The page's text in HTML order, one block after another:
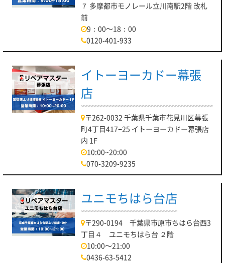
７ 多摩都市モノレール立川南駅2階 改札
前
9：00～18：00
0120-401-933
イトーヨーカドー幕張
店
〒262-0032 千葉県千葉市花見川区幕張
町4丁目417−25 イトーヨーカドー幕張店
内 1F
10:00~20:00
070-3209-9235
ユニモちはら台店
〒290-0194 千葉県市原市ちはら台西3
丁目４ ユニモちはら台 ２階
10:00～21:00
0436-63-5412